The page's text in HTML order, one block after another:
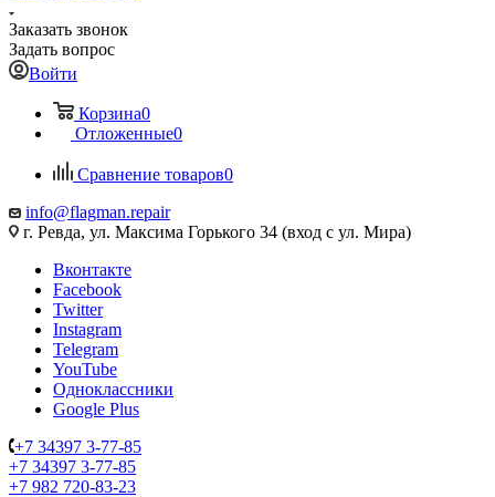
Заказать звонок
Задать вопрос
Войти
Корзина0
Отложенные0
Сравнение товаров0
info@flagman.repair
г. Ревда, ул. Максима Горького 34 (вход с ул. Мира)
Вконтакте
Facebook
Twitter
Instagram
Telegram
YouTube
Одноклассники
Google Plus
+7 34397 3-77-85
+7 34397 3-77-85
+7 982 720-83-23